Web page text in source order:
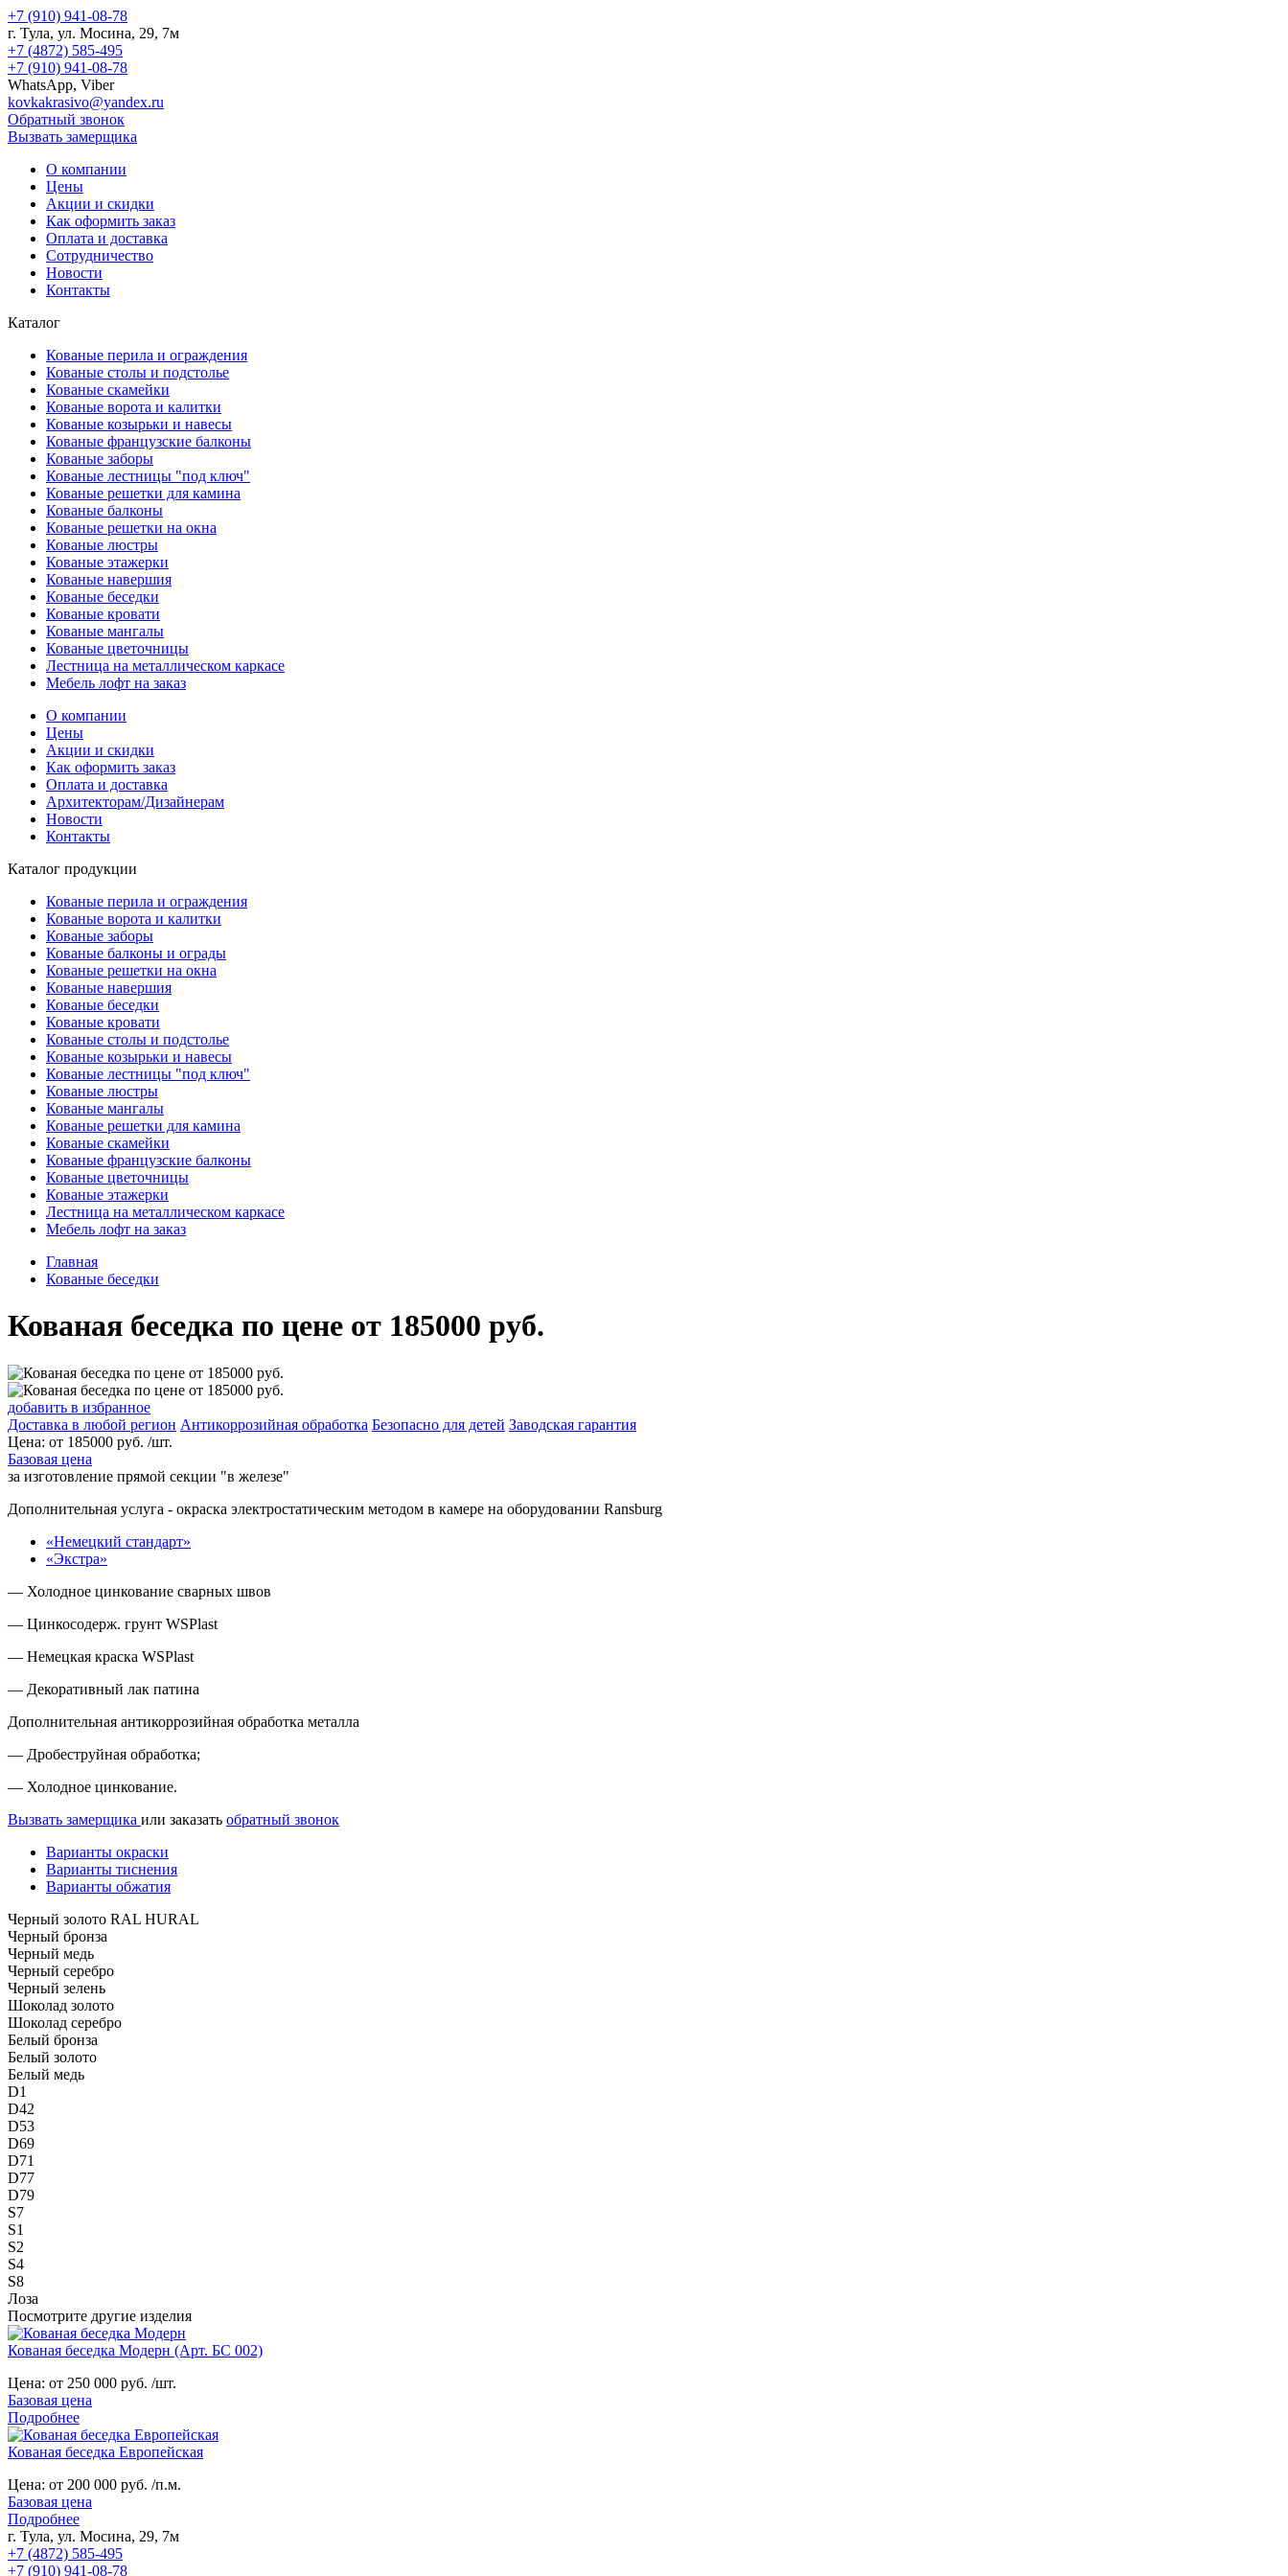
+7 (910) 941-08-78
г. Тула, ул. Мосина, 29, 7м
+7 (4872) 585-495
+7 (910) 941-08-78
WhatsApp, Viber
kovkakrasivo@yandex.ru
Обратный звонок
Вызвать замерщика
О компании
Цены
Акции и скидки
Как оформить заказ
Оплата и доставка
Сотрудничество
Новости
Контакты
Каталог
Кованые перила и ограждения
Кованые столы и подстолье
Кованые скамейки
Кованые ворота и калитки
Кованые козырьки и навесы
Кованые французские балконы
Кованые заборы
Кованые лестницы "под ключ"
Кованые решетки для камина
Кованые балконы
Кованые решетки на окна
Кованые люстры
Кованые этажерки
Кованые навершия
Кованые беседки
Кованые кровати
Кованые мангалы
Кованые цветочницы
Лестница на металлическом каркасе
Мебель лофт на заказ
О компании
Цены
Акции и скидки
Как оформить заказ
Оплата и доставка
Архитекторам/Дизайнерам
Новости
Контакты
Каталог продукции
Кованые перила и ограждения
Кованые ворота и калитки
Кованые заборы
Кованые балконы и ограды
Кованые решетки на окна
Кованые навершия
Кованые беседки
Кованые кровати
Кованые столы и подстолье
Кованые козырьки и навесы
Кованые лестницы "под ключ"
Кованые люстры
Кованые мангалы
Кованые решетки для камина
Кованые скамейки
Кованые французские балконы
Кованые цветочницы
Кованые этажерки
Лестница на металлическом каркасе
Мебель лофт на заказ
Главная
Кованые беседки
Кованая беседка по цене от 185000 руб.
добавить в избранное
Доставка в любой регион Антикоррозийная обработка Безопасно для детей Заводская гарантия
Цена: от 185000 руб. /шт.
Базовая цена
за изготовление прямой секции "в железе"
Дополнительная услуга - окраска электростатическим методом в камере на оборудовании Ransburg
«Немецкий стандарт»
«Экстра»
— Холодное цинкование сварных швов
— Цинкосодерж. грунт WSPlast
— Немецкая краска WSPlast
— Декоративный лак патина
Дополнительная антикоррозийная обработка металла
— Дробеструйная обработка;
— Холодное цинкование.
Вызвать замерщика или заказать обратный звонок
Варианты окраски
Варианты тиснения
Варианты обжатия
Черный золото RAL HURAL
Черный бронза
Черный медь
Черный серебро
Черный зелень
Шоколад золото
Шоколад серебро
Белый бронза
Белый золото
Белый медь
D1
D42
D53
D69
D71
D77
D79
S7
S1
S2
S4
S8
Лоза
Посмотрите другие изделия
Кованая беседка Модерн (Арт. БС 002)
Цена: от 250 000 руб. /шт.
Базовая цена
Подробнее
Кованая беседка Европейская
Цена: от 200 000 руб. /п.м.
Базовая цена
Подробнее
г. Тула, ул. Мосина, 29, 7м
+7 (4872) 585-495
+7 (910) 941-08-78